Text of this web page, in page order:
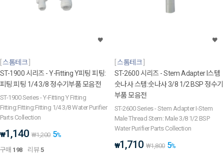
스톰테크
ST-1900 시리즈 - Y-Fitting Y피팅 피팅:
피팅:피팅 1/4 3/8 정수기부품 모음전
ST-1900 Series - Y-Fitting Y Fitting
Fitting:Fitting:Fitting 1/4 3/8 Water Purifier
Parts Collection
₩1,140 ₩1,200 5%
구매 198 리뷰5
스톰테크
ST-2600 시리즈 - Stem Adapter I스템
숫나사 스템:숫나사 3/8 1/2 BSP 정수기
부품 모음전
ST-2600 Series - Stem Adapter I-Stem
Male Thread Stem: Male 3/8 1/2 BSP
Water Purifier Parts Collection
₩1,710 ₩1,800 5%